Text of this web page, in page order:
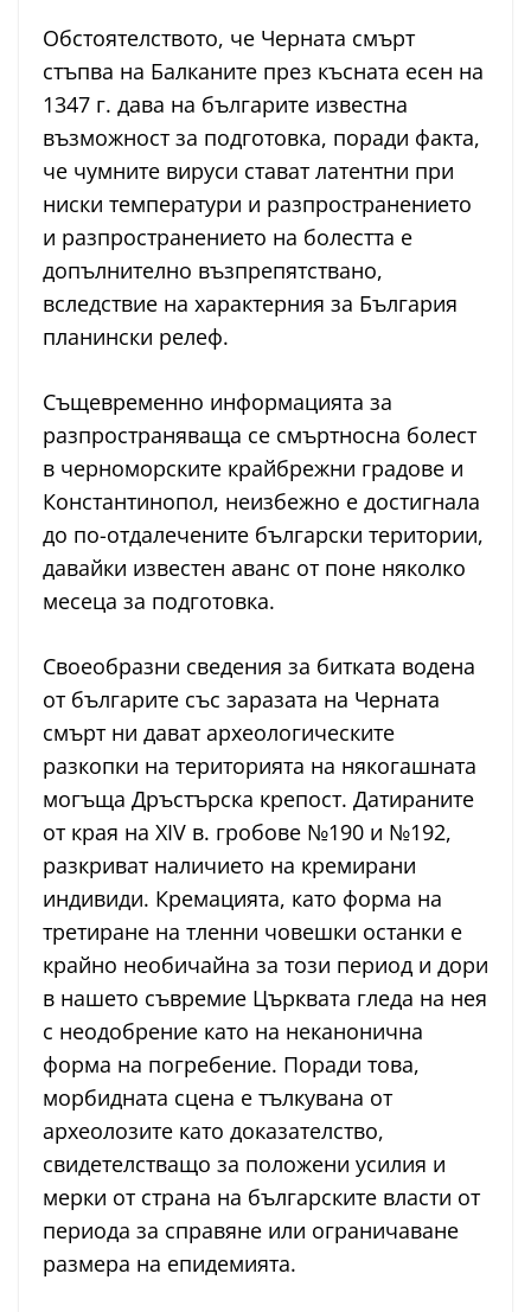
Обстоятелството, че Черната смърт
стъпва на Балканите през късната есен на
1347 г. дава на българите известна
възможност за подготовка, поради факта,
че чумните вируси стават латентни при
ниски температури и разпространението
и разпространението на болестта е
допълнително възпрепятствано,
вследствие на характерния за България
планински релеф.
Същевременно информацията за
разпространяваща се смъртносна болест
в черноморските крайбрежни градове и
Константинопол, неизбежно е достигнала
до по-отдалечените български територии,
давайки известен аванс от поне няколко
месеца за подготовка.
Своеобразни сведения за битката водена
от българите със заразата на Черната
смърт ни дават археологическите
разкопки на територията на някогашната
могъща Дръстърска крепост. Датираните
от края на XIV в. гробове №190 и №192,
разкриват наличието на кремирани
индивиди. Кремацията, като форма на
третиране на тленни човешки останки е
крайно необичайна за този период и дори
в нашето съвремие Църквата гледа на нея
с неодобрение като на неканонична
форма на погребение. Поради това,
морбидната сцена е тълкувана от
археолозите като доказателство,
свидетелстващо за положени усилия и
мерки от страна на българските власти от
периода за справяне или ограничаване
размера на епидемията.